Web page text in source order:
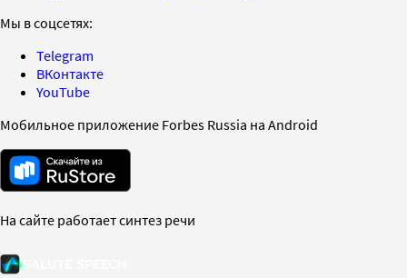
Мы в соцсетях:
Telegram
ВКонтакте
YouTube
Мобильное приложение Forbes Russia на Android
На сайте работает синтез речи